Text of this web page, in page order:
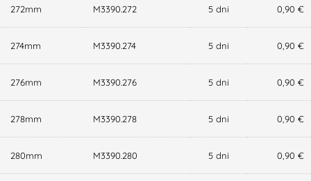
272mm M3390.272 5 dni 0,90 €
274mm M3390.274 5 dni 0,90 €
276mm M3390.276 5 dni 0,90 €
278mm M3390.278 5 dni 0,90 €
280mm M3390.280 5 dni 0,90 €